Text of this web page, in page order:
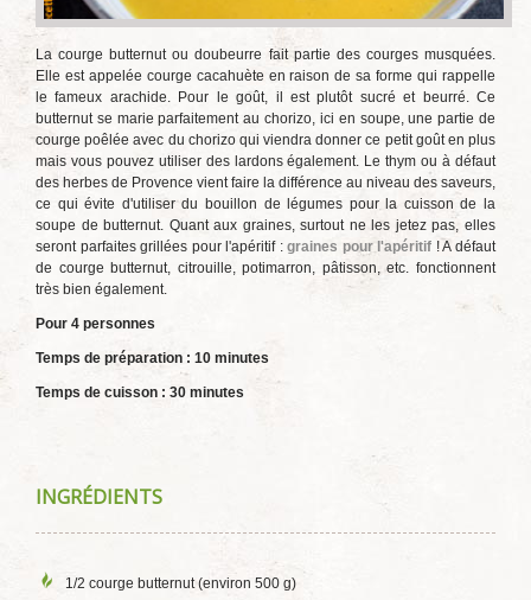
La courge butternut ou doubeurre fait partie des courges musquées.
Elle est appelée courge cacahuète en raison de sa forme qui rappelle
le fameux arachide. Pour le goût, il est plutôt sucré et beurré. Ce
butternut se marie parfaitement au chorizo, ici en soupe, une partie de
courge poêlée avec du chorizo qui viendra donner ce petit goût en plus
mais vous pouvez utiliser des lardons également. Le thym ou à défaut
des herbes de Provence vient faire la différence au niveau des saveurs,
ce qui évite d'utiliser du bouillon de légumes pour la cuisson de la
soupe de butternut. Quant aux graines, surtout ne les jetez pas, elles
seront parfaites grillées pour l'apéritif :graines pour l'apéritif ! A défaut
de courge butternut, citrouille, potimarron, pâtisson, etc. fonctionnent
très bien également.
Pour 4 personnes
Temps de préparation : 10 minutes
Temps de cuisson : 30 minutes
INGRÉDIENTS
1/2 courge butternut (environ 500 g)